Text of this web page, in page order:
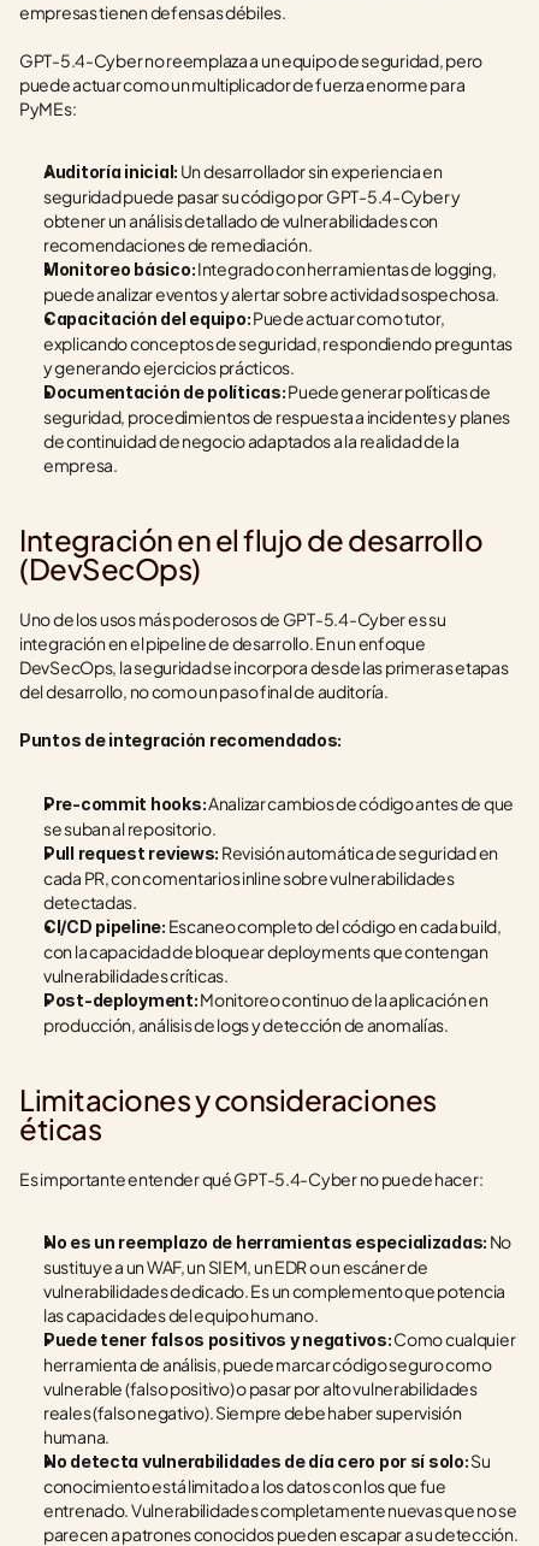
empresas tienen defensas débiles.
GPT-5.4-Cyber no reemplaza a un equipo de seguridad, pero
puede actuar como un multiplicador de fuerza enorme para
PyMEs:
Auditoría inicial: Un desarrollador sin experiencia en
seguridad puede pasar su código por GPT-5.4-Cyber y
obtener un análisis detallado de vulnerabilidades con
recomendaciones de remediación.
Monitoreo básico: Integrado con herramientas de logging,
puede analizar eventos y alertar sobre actividad sospechosa.
Capacitación del equipo: Puede actuar como tutor,
explicando conceptos de seguridad, respondiendo preguntas
y generando ejercicios prácticos.
Documentación de políticas: Puede generar políticas de
seguridad, procedimientos de respuesta a incidentes y planes
de continuidad de negocio adaptados a la realidad de la
empresa.
Integración en el flujo de desarrollo
(DevSecOps)
Uno de los usos más poderosos de GPT-5.4-Cyber es su
integración en el pipeline de desarrollo. En un enfoque
DevSecOps, la seguridad se incorpora desde las primeras etapas
del desarrollo, no como un paso final de auditoría.
Puntos de integración recomendados:
Pre-commit hooks: Analizar cambios de código antes de que
se suban al repositorio.
Pull request reviews: Revisión automática de seguridad en
cada PR, con comentarios inline sobre vulnerabilidades
detectadas.
CI/CD pipeline: Escaneo completo del código en cada build,
con la capacidad de bloquear deployments que contengan
vulnerabilidades críticas.
Post-deployment: Monitoreo continuo de la aplicación en
producción, análisis de logs y detección de anomalías.
Limitaciones y consideraciones
éticas
Es importante entender qué GPT-5.4-Cyber no puede hacer:
No es un reemplazo de herramientas especializadas: No
sustituye a un WAF, un SIEM, un EDR o un escáner de
vulnerabilidades dedicado. Es un complemento que potencia
las capacidades del equipo humano.
Puede tener falsos positivos y negativos: Como cualquier
herramienta de análisis, puede marcar código seguro como
vulnerable (falso positivo) o pasar por alto vulnerabilidades
reales (falso negativo). Siempre debe haber supervisión
humana.
No detecta vulnerabilidades de día cero por sí solo: Su
conocimiento está limitado a los datos con los que fue
entrenado. Vulnerabilidades completamente nuevas que no se
parecen a patrones conocidos pueden escapar a su detección.